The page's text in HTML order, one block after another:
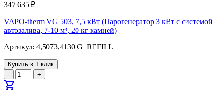
347 635 ₽
VAPO-therm VG 503, 7,5 кВт (Парогенератор 3 кВт с системой
автозалива, 7-10 м³, 20 кг камней)
Артикул: 4,5073,4130 G_REFILL
Купить в 1 клик
-
+
shopping_cart